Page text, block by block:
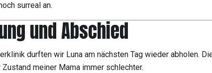
surreal an.
und Abschied
durften wir Luna am nächsten Tag wieder abholen.
meiner Mama immer schlechter.